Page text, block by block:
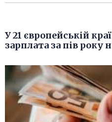
У 21 європейській
зарплата за пів року